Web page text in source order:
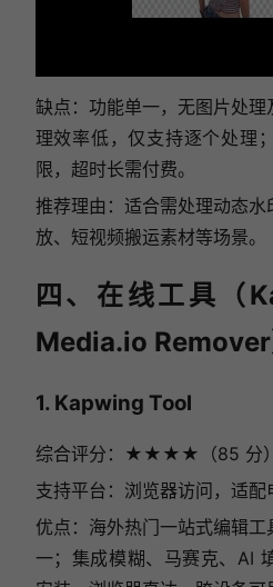
缺点：功能单一，无图片处
理效率低，仅支持逐个处理
限，超时长需付费。
推荐理由：适合需处理动态
放、短视频搬运素材等场景。
四、在线工具（
Media.io Remover
1. Kapwing Tool
综合评分：★★★★（85 分）
支持平台：浏览器访问，适
优点：海外热门一站式编辑
一；集成模糊、马赛克、AI